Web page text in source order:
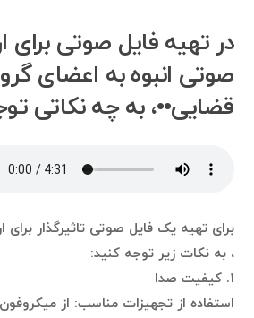
در تهیه فایل صوتی برای
صوتی انبوه به اعضای
قضایی••، به چه نکاتی
برای تهیه یک فایل صوتی تاثیرگذار برای
، به نکات زیر توجه کنید:
۱. کیفیت صدا
استفاده از تجهیزات مناسب: از میکروفون